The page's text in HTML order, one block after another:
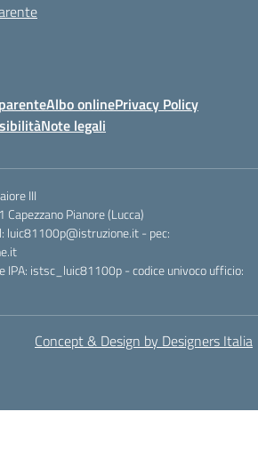
Albo onlinePrivacy Policy
Note legali
III
Pianore (Lucca)
- pec:
istsc_luic81100p - codice univoco ufficio:
Concept & Design by Designers Italia